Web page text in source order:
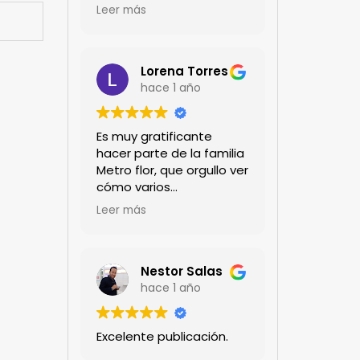
encanta!!!
Leer más
Lorena Torres
hace 1 año
Es muy gratificante
hacer parte de la familia
Metro flor, que orgullo ver
cómo varios
profesionales hombres y
técnicas. Gracias por
mantenernos al día.mil
GRACIAS
Leer más
Nestor Salas
hace 1 año
Excelente publicación.